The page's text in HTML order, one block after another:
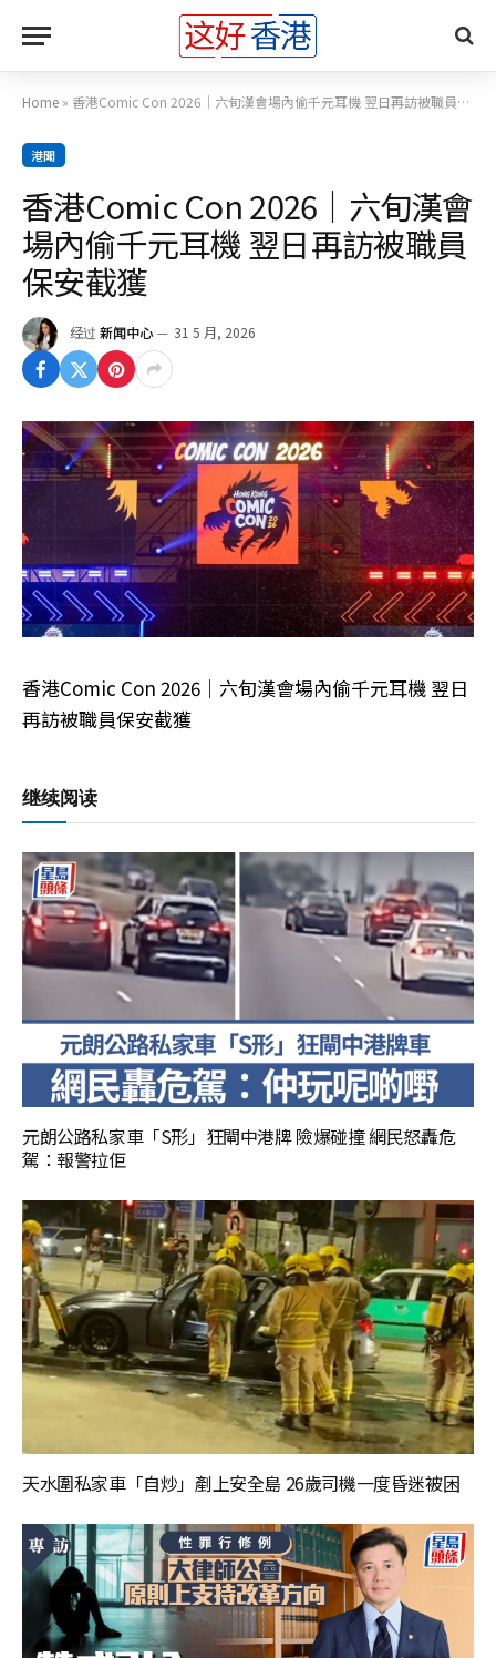
Home » 香港Comic Con 2026｜六旬漢會場內偷千元耳機 翌日再訪被職員保安截獲
港聞
香港Comic Con 2026｜六旬漢會
場內偷千元耳機 翌日再訪被職員
保安截獲
经过 新闻中心 31 5 月, 2026
香港Comic Con 2026｜六旬漢會場內偷千元耳機 翌日
再訪被職員保安截獲
继续阅读
元朗公路私家車「S形」狂閘中港牌 險爆碰撞 網民怒轟危
駕：報警拉佢
天水圍私家車「自炒」剷上安全島 26歲司機一度昏迷被困